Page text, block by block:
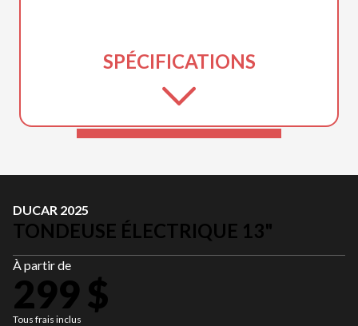
SPÉCIFICATIONS
DUCAR 2025
TONDEUSE ÉLECTRIQUE 13"
À partir de
299 $
Tous frais inclus